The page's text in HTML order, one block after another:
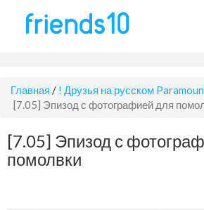
Главная / ! Друзья на русском
[7.05] Эпизод с фотографией для
[7.05] Эпизод с
помолвки